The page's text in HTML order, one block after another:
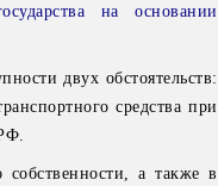
на основании
двух обстоятельств:
средства при
а также в